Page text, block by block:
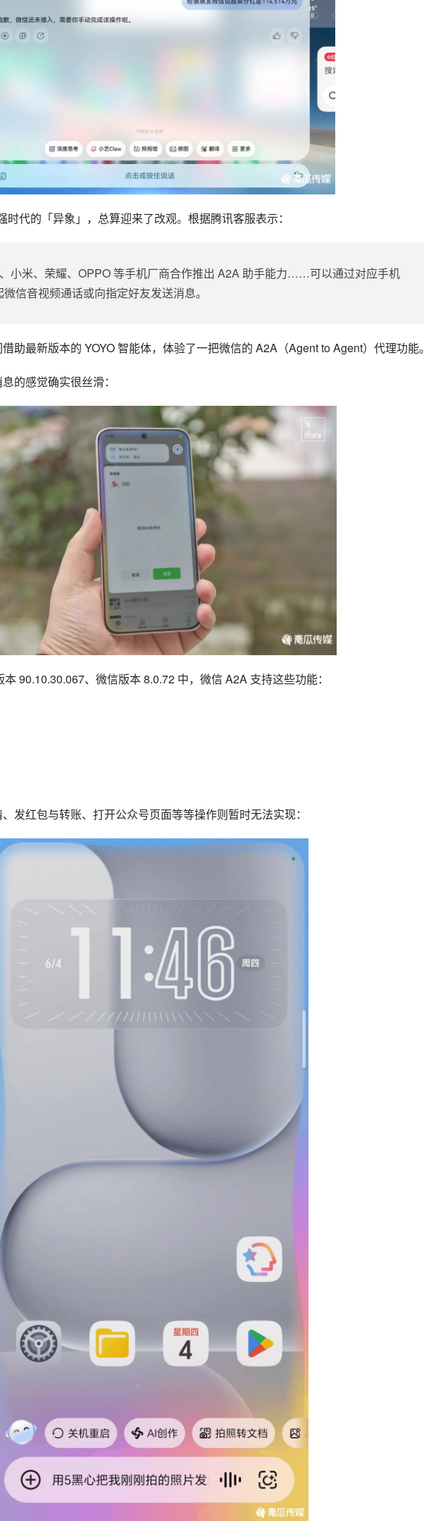
代的「异象」，总算迎来了改观。根据腾讯客服表示：
小米、荣耀、OPPO 等手机厂商合作推出 A2A 助手能力……可以通过对应手机
信音视频通话或向指定好友发送消息。
助最新版本的 YOYO 智能体，体验了一把微信的 A2A（Agent to Agent）代理功能。
的感觉确实很丝滑：
90.10.30.067、微信版本 8.0.72 中，微信 A2A 支持这些功能：
发红包与转账、打开公众号页面等等操作则暂时无法实现：